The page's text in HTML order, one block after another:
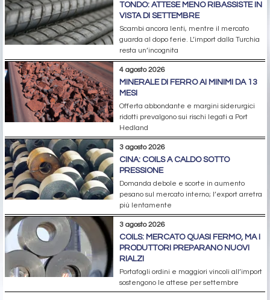
TONDO: ATTESE MENO RIBASSISTE IN
VISTA DI SETTEMBRE
Scambi ancora lenti, mentre il mercato
guarda al dopo ferie. L’import dalla Turchia
resta un’incognita
4 agosto 2026
MINERALE DI FERRO AI MINIMI DA 13
MESI
Offerta abbondante e margini siderurgici
ridotti prevalgono sui rischi legati a Port
Hedland
3 agosto 2026
CINA: COILS A CALDO SOTTO
PRESSIONE
Domanda debole e scorte in aumento
pesano sul mercato interno; l’export arretra
più lentamente
3 agosto 2026
COILS: MERCATO QUASI FERMO, MA I
PRODUTTORI PREPARANO NUOVI
RIALZI
Portafogli ordini e maggiori vincoli all’import
sostengono le attese per settembre